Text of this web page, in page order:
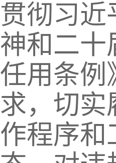
贯彻习近
神和二十
任用条例
求，切实
作程序和